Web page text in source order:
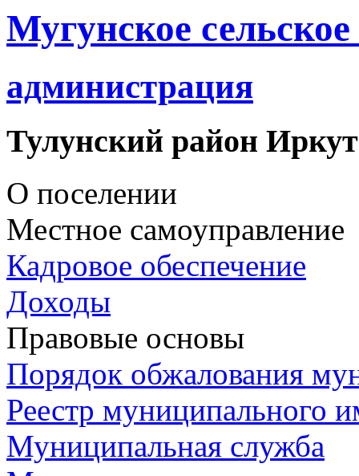
Мугунское
администрация
Тулунский район
О поселении
Местное самоуправление
Кадровое обеспечение
Доходы
Правовые основы
Порядок обжалования
Реестр муниципального
Муниципальная служба